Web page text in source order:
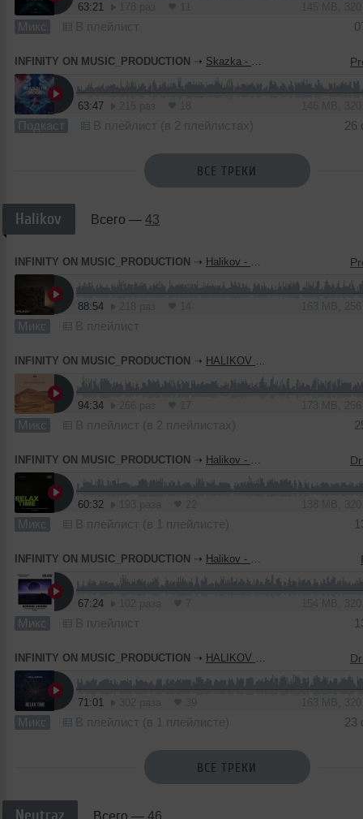
63:21
Микс В плейлист
INFINITY ON MUSIC_PRODUCTION ➝ Skazka - Venus in the Moon #001 (INFINITY ON MUSIC)
63:47
Подкаст В плейлист (в 2 плейлистах) 26
ВСЕ ТРЕКИ
Halikov Всего — 43
INFINITY ON MUSIC_PRODUCTION ➝ Halikov - Rubicon ( INFINITY_ON_MUSIC_PRODUCTION)
88:54
Микс В плейлист
INFINITY ON MUSIC_PRODUCTION ➝ HALIKOV - Rhythm breathing (INFINITY ON MUSIC)
94:34
Микс В плейлист (в 2 плейлистах)
INFINITY ON MUSIC_PRODUCTION ➝ Halikov - Relax Time #006 ( INFINITY ON MUSIC PRODUCTION)
60:32
Микс В плейлист (в 1 плейлисте)
INFINITY ON MUSIC_PRODUCTION ➝ Halikov - Spring Chord (INFINITY ON MUSIC)
67:24
Микс В плейлист
INFINITY ON MUSIC_PRODUCTION ➝ HALIKOV - RELAX TIME #4 (INFINITY ON MUSIC)
71:01
Микс В плейлист (в 1 плейлисте) 23
ВСЕ ТРЕКИ